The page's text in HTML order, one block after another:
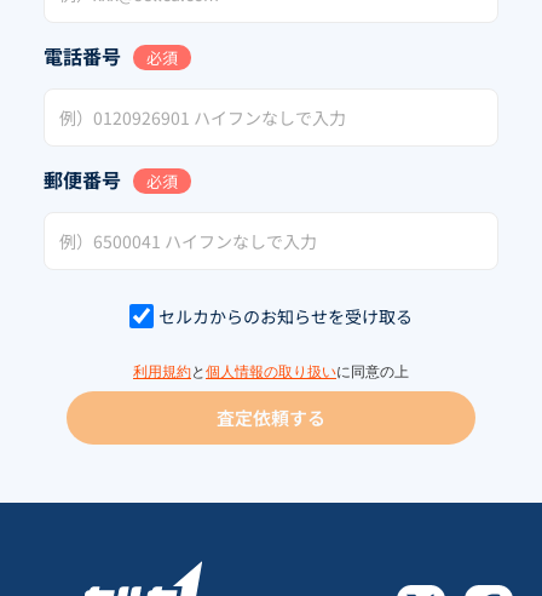
電話番号 必須
郵便番号 必須
セルカからのお知らせを受け取る
利用規約と 個人情報の取り扱いに同意の上
査定依頼する